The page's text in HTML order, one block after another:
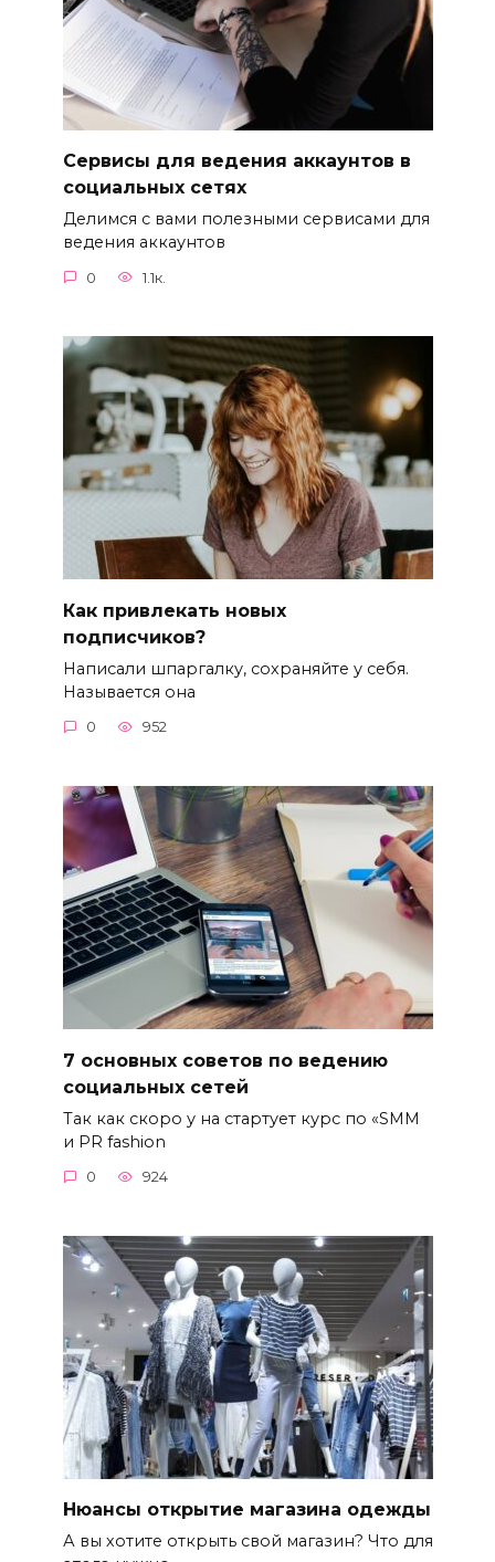
Сервисы для ведения аккаунтов в
социальных сетях
Делимся с вами полезными сервисами для
ведения аккаунтов
0 1.1к.
Как привлекать новых
подписчиков?
Написали шпаргалку, сохраняйте у себя.
Называется она
0 952
7 основных советов по ведению
социальных сетей
Так как скоро у на стартует курс по «SMM
и PR fashion
0 924
Нюансы открытие магазина одежды
А вы хотите открыть свой магазин? Что для